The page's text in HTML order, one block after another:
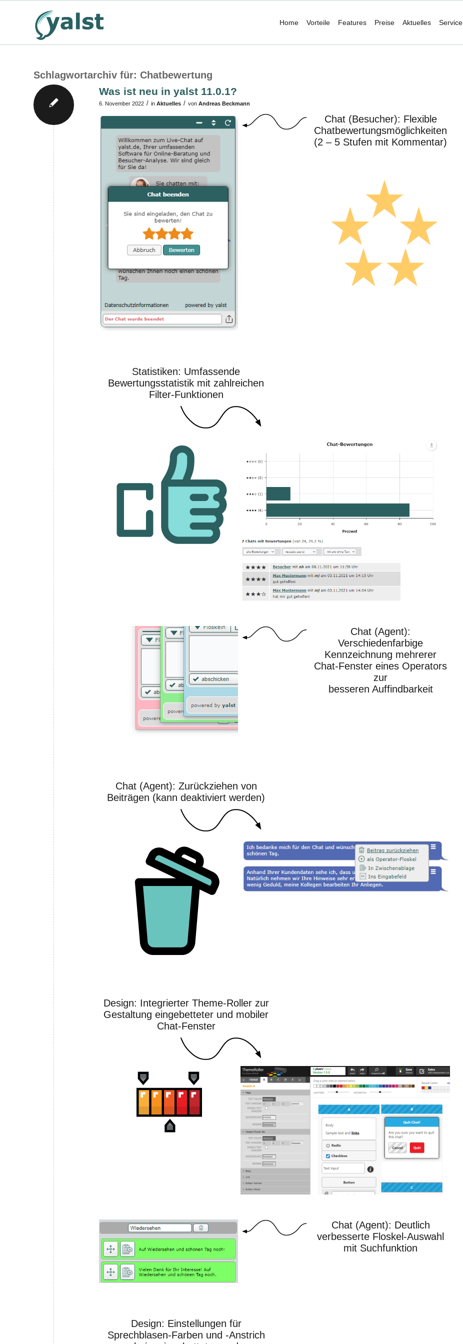
Home Vorteile Features Preise Aktuelles Service
Schlagwortarchiv für: Chatbewertung
Was ist neu in yalst 11.0.1?
6. November 2022 / in Aktuelles / von Andreas Beckmann
Chat (Besucher): Flexible
Chatbewertungsmöglichkeiten
(2 – 5 Stufen mit Kommentar)
Statistiken: Umfassende
Bewertungsstatistik mit zahlreichen
Filter-Funktionen
Chat (Agent):
Verschiedenfarbige
Kennzeichnung mehrerer
Chat-Fenster eines Operators
zur
besseren Auffindbarkeit
Chat (Agent): Zurückziehen von
Beiträgen (kann deaktiviert werden)
Design: Integrierter Theme-Roller zur
Gestaltung eingebetteter und mobiler
Chat-Fenster
Chat (Agent): Deutlich
verbesserte Floskel-Auswahl
mit Suchfunktion
Design: Einstellungen für
Sprechblasen-Farben und -Anstrich